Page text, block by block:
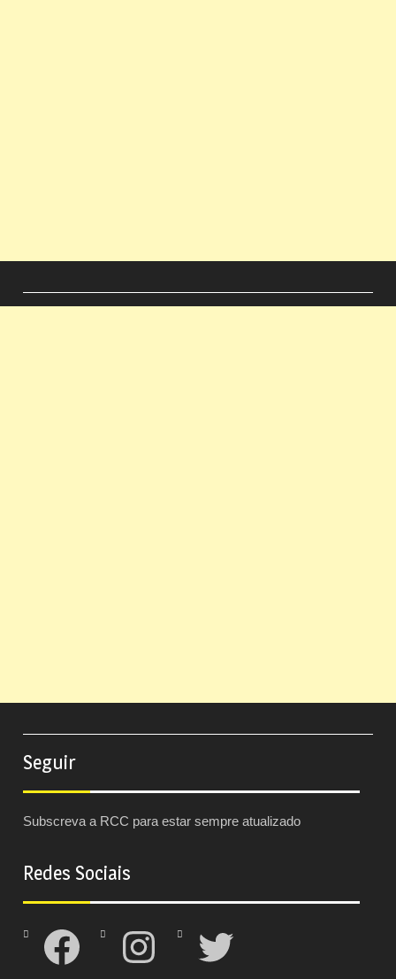
Seguir
Subscreva a RCC para estar sempre atualizado
Redes Sociais
Facebook Instagram Twitter